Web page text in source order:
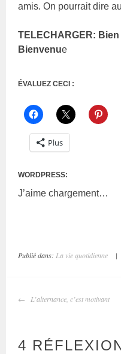
amis. On pourrait dire
TELECHARGER:
Bienvenue
ÉVALUEZ CECI :
Plus
WORDPRESS:
J’aime chargement…
Publié dans: La vie quotidienne |
L’alternance, c’est motivant
4